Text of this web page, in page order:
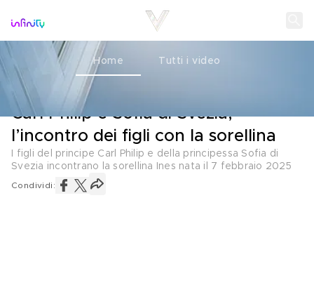
Home Tutti i video
ROYALS
Carl Philip e Sofia di Svezia,
l’incontro dei figli con la sorellina
I figli del principe Carl Philip e della principessa Sofia di
Svezia incontrano la sorellina Ines nata il 7 febbraio 2025
Condividi: